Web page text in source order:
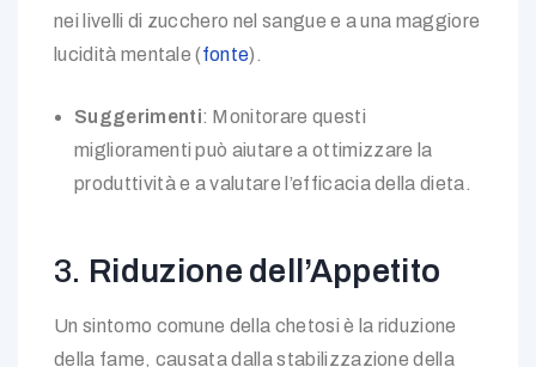
nei livelli di zucchero nel sangue e a una maggiore
lucidità mentale (fonte).
Suggerimenti: Monitorare questi
miglioramenti può aiutare a ottimizzare la
produttività e a valutare l’efficacia della dieta.
3. Riduzione dell’Appetito
Un sintomo comune della chetosi è la riduzione
della fame, causata dalla stabilizzazione della